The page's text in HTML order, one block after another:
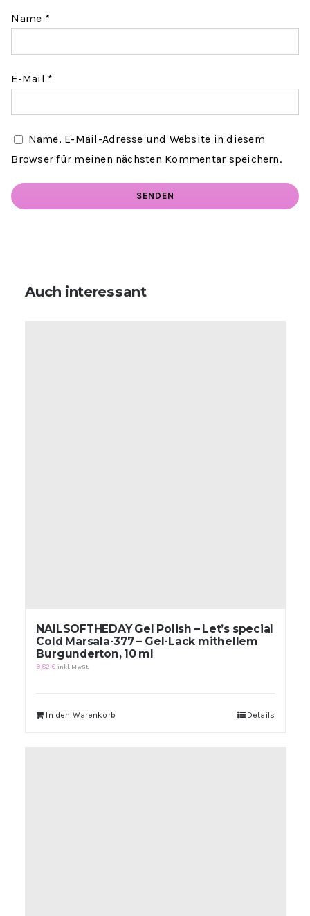
Name *
E-Mail *
Name, E-Mail-Adresse und Website in diesem
Browser für meinen nächsten Kommentar speichern.
Auch interessant
NAILSOFTHEDAY Gel Polish – Let’s special
Cold Marsala-377 – Gel-Lack mithellem
Burgunderton, 10 ml
9,82€ inkl. MwSt.
In den Warenkorb Details